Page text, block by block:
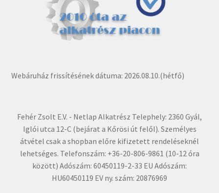
Webáruház frissítésének dátuma: 2026.08.10.(hétfő)
Fehér Zsolt E.V. - Netlap Alkatrész Telephely: 2360 Gyál,
Iglói utca 12-C (bejárat a Kőrösi út felől). Személyes
átvétel csak a shopban előre kifizetett rendeléseknél
lehetséges. Telefonszám: +36-20-806-9861 (10-12 óra
között) Adószám: 60450119-2-33 EU Adószám:
HU60450119 EV ny. szám: 20876969